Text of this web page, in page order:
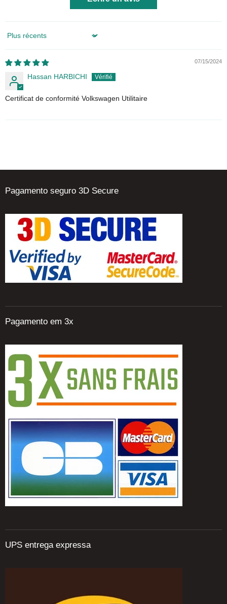
Sort by
07/15/2024
Hassan HARBICHI
Certificat de conformité Volkswagen Utilitaire
Pagamento seguro 3D Secure
Pagamento em 3x
UPS entrega expressa